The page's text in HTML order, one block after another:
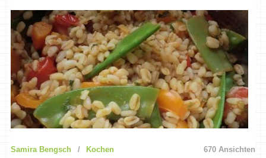
Samira Bengsch Kochen 670 Ansichten